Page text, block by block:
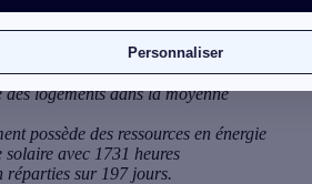
Personnaliser
Seine-Saint-Denis, le climat impose
logements dans la moyenne
possède des ressources en énergie
avec 1731 heures
réparties sur 197 jours.